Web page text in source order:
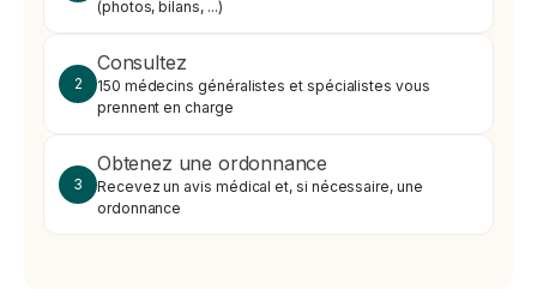
(photos, bilans, ...)
2
Consultez
150 médecins généralistes et spécialistes vous
prennent en charge
3
Obtenez une ordonnance
Recevez un avis médical et, si nécessaire, une
ordonnance